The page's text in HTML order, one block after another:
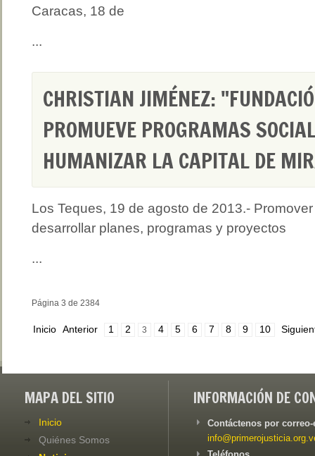
Caracas, 18 de
...
CHRISTIAN JIMÉNEZ:
PROMUEVE PROGRAMAS
HUMANIZAR LA CAPITAL DE
Los Teques, 19 de agosto de 2013.-
desarrollar planes, programas y proyectos
...
Página 3 de 2384
Inicio Anterior 1 2 3 4 5 6 7 8 9 10
MAPA DEL SITIO
Inicio
Quiénes Somos
INFORMACIÓN DE
Contáctenos por